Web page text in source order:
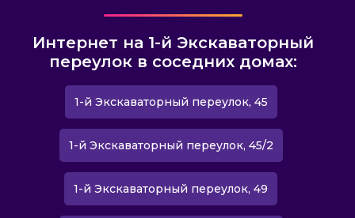
Интернет на 1-й Экскаваторный
переулок в соседних домах:
1-й Экскаваторный переулок, 45
1-й Экскаваторный переулок, 45/2
1-й Экскаваторный переулок, 49